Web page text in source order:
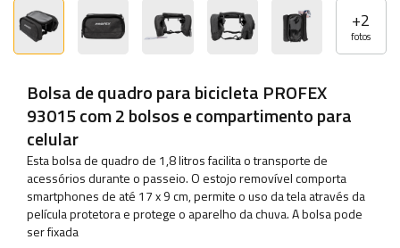
+2
fotos
Bolsa de quadro para bicicleta PROFEX
93015 com 2 bolsos e compartimento para
celular
Esta bolsa de quadro de 1,8 litros facilita o transporte de
acessórios durante o passeio. O estojo removível comporta
smartphones de até 17 x 9 cm, permite o uso da tela através da
película protetora e protege o aparelho da chuva. A bolsa pode
ser fixada